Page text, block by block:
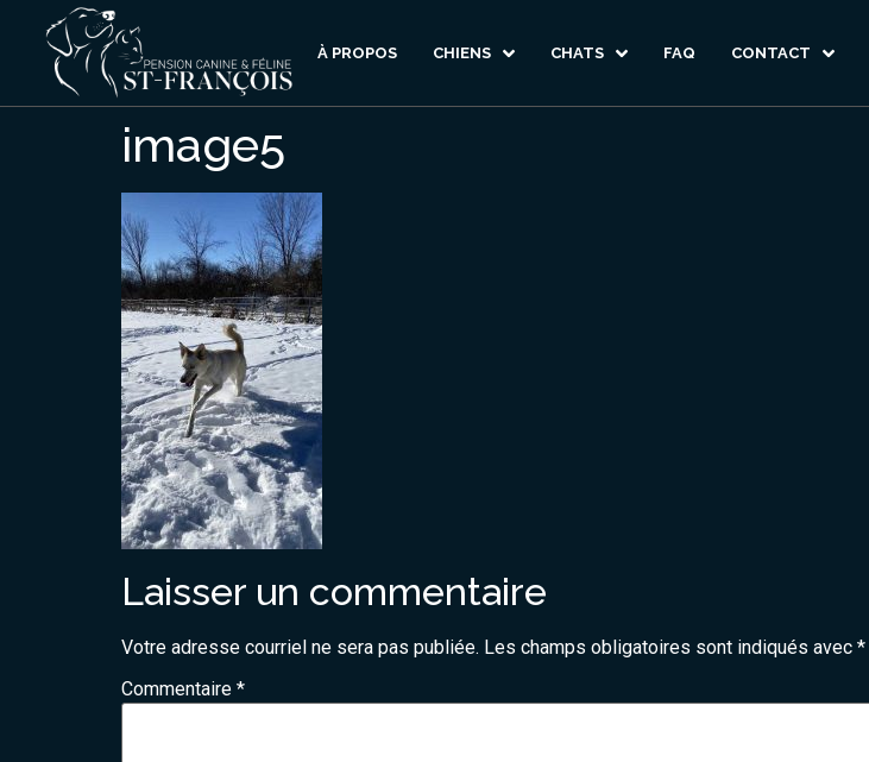
À PROPOS CHIENS CHATS FAQ CONTACT
image5
Laisser un commentaire
Votre adresse courriel ne sera pas publiée. Les champs obligatoires sont indiqués avec *
Commentaire *